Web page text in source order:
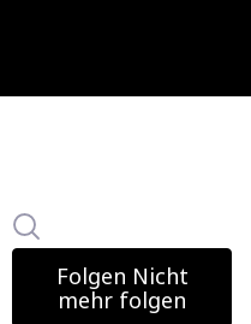
Folgen Nicht
mehr folgen